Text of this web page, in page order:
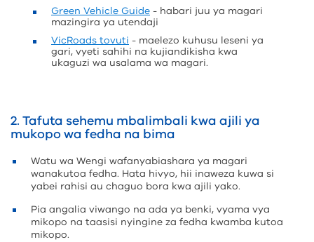
Green Vehicle Guide - habari juu ya magari
mazingira ya utendaji
VicRoads tovuti - maelezo kuhusu leseni ya
gari, vyeti sahihi na kujiandikisha kwa
ukaguzi wa usalama wa magari.
2. Tafuta sehemu mbalimbali kwa ajili ya
mukopo wa fedha na bima
Watu wa Wengi wafanyabiashara ya magari
wanakutoa fedha. Hata hivyo, hii inaweza kuwa si
yabei rahisi au chaguo bora kwa ajili yako.
Pia angalia viwango na ada ya benki, vyama vya
mikopo na taasisi nyingine za fedha kwamba kutoa
mikopo.